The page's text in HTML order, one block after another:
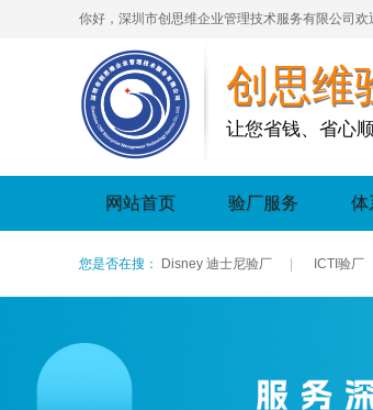
你好，深圳市创思维企业管理技术服务有限公司欢
创思维
让您省钱、省心
网站首页 验厂服务 体
您是否在搜： Disney 迪士尼验厂 ICTI验厂